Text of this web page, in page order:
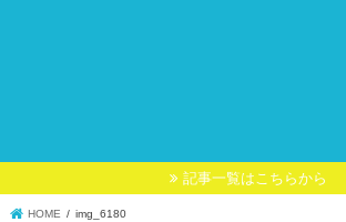
記事一覧はこちらから
HOME img_6180